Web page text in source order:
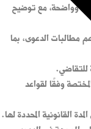
وواضحة، مع توضيح
مطالبات الدعوى، بما
للتقاضي.
وفقًا لقواعد
القانونية المحددة لها.